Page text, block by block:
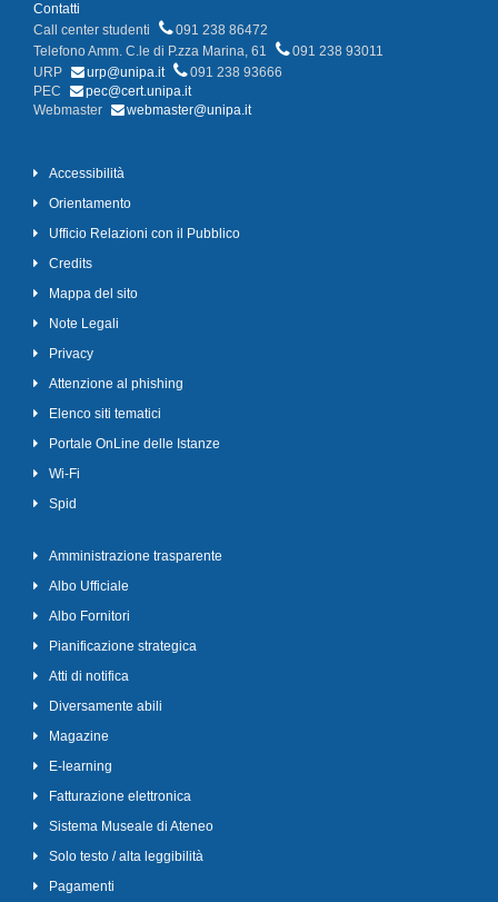
Contatti
Call center studenti
091 238 86472
Telefono Amm. C.le di P.zza Marina, 61
091 238 93011
URP
urp@unipa.it
091 238 93666
PEC
pec@cert.unipa.it
Webmaster
webmaster@unipa.it
Accessibilità
Orientamento
Ufficio Relazioni con il Pubblico
Credits
Mappa del sito
Note Legali
Privacy
Attenzione al phishing
Elenco siti tematici
Portale OnLine delle Istanze
Wi-Fi
Spid
Amministrazione trasparente
Albo Ufficiale
Albo Fornitori
Pianificazione strategica
Atti di notifica
Diversamente abili
Magazine
E-learning
Fatturazione elettronica
Sistema Museale di Ateneo
Solo testo / alta leggibilità
Pagamenti